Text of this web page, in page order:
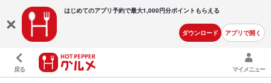
はじめてのアプリ予約で最大1,000円分ポイントもらえる
ダウンロード アプリで開く
戻る マイメニュー